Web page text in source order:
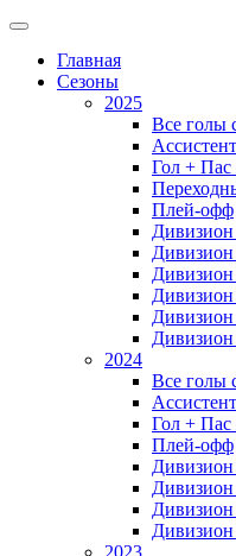
Главная
Сезоны
2025
Все голы
Гол + Пас
Плей-офф
2024
Все голы
Гол + Пас
Плей-офф
2023